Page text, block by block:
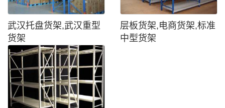
武汉托盘货架,武汉重型
货架
层板货架,电商货架,标准
中型货架